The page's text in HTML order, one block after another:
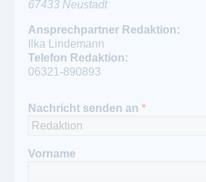
67433 Neustadt
Ansprechpartner:
Bettina Sester
Telefon:
06321-890817
Telefon:
06321-890867
Ansprechpartner Redaktion:
Ilka Lindemann
Telefon Redaktion:
06321-890893
Nachricht senden an *
Vorname